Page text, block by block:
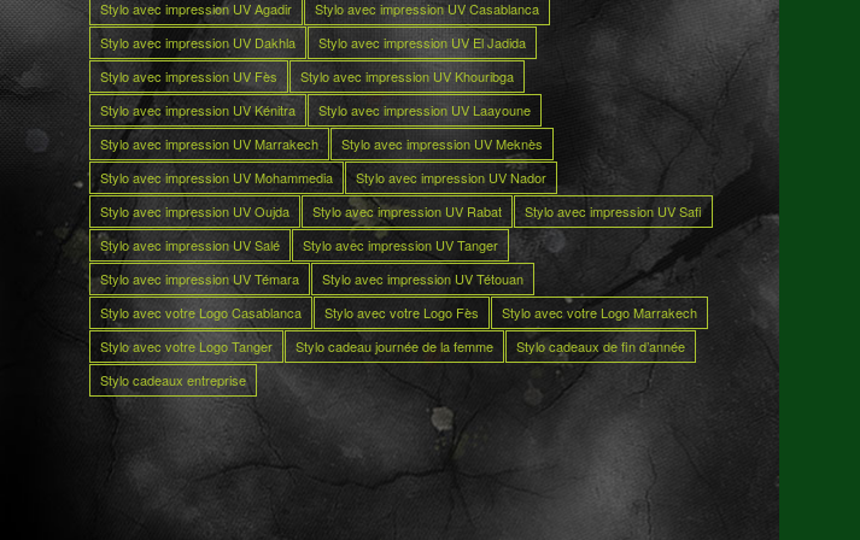
Stylo avec impression UV Agadir
Stylo avec impression UV Casablanca
Stylo avec impression UV Dakhla
Stylo avec impression UV El Jadida
Stylo avec impression UV Fès
Stylo avec impression UV Khouribga
Stylo avec impression UV Kénitra
Stylo avec impression UV Laayoune
Stylo avec impression UV Marrakech
Stylo avec impression UV Meknès
Stylo avec impression UV Mohammedia
Stylo avec impression UV Nador
Stylo avec impression UV Oujda
Stylo avec impression UV Rabat
Stylo avec impression UV Safi
Stylo avec impression UV Salé
Stylo avec impression UV Tanger
Stylo avec impression UV Témara
Stylo avec impression UV Tétouan
Stylo avec votre Logo Casablanca
Stylo avec votre Logo Fès
Stylo avec votre Logo Marrakech
Stylo avec votre Logo Tanger
Stylo cadeau journée de la femme
Stylo cadeaux de fin d’année
Stylo cadeaux entreprise